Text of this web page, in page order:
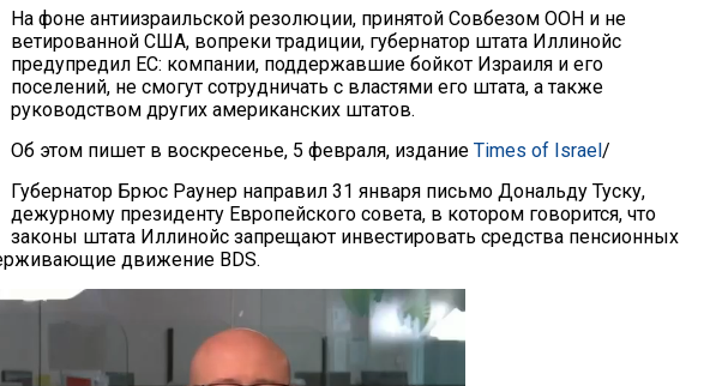
На фоне антиизраильской резолюции, принятой Совбезом ООН и не
ветированной США, вопреки традиции, губернатор штата Иллинойс
предупредил ЕС: компании, поддержавшие бойкот Израиля и его
поселений, не смогут сотрудничать с властями его штата, а также
руководством других американских штатов.
Об этом пишет в воскресенье, 5 февраля, издание Times of Israel/
Губернатор Брюс Раунер направил 31 января письмо Дональду Туску,
дежурному президенту Европейского совета, в котором говорится, что
законы штата Иллинойс запрещают инвестировать средства пенсионных
движение BDS.